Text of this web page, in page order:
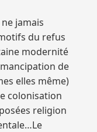
jamais
du refus
modernité
de
elles même)
colonisation
religion